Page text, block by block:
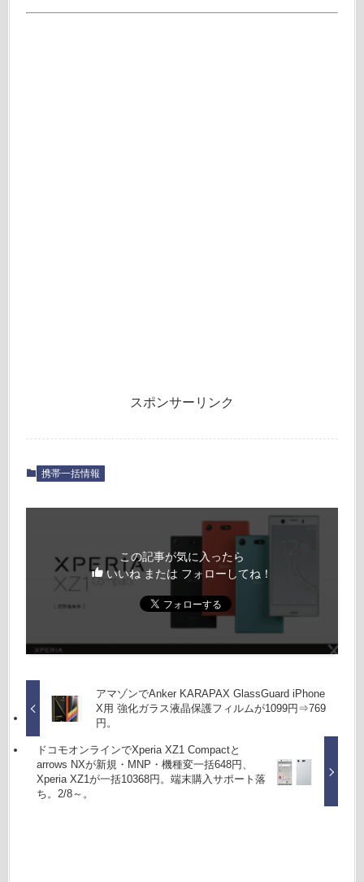
スポンサーリンク
携帯一括情報
この記事が気に入ったら
いいね または フォローしてね！
アマゾンでAnker KARAPAX GlassGuard iPhone
X用 強化ガラス液晶保護フィルムが1099円⇒769
円。
ドコモオンラインでXperia XZ1 Compactと
arrows NXが新規・MNP・機種変一括648円、
Xperia XZ1が一括10368円。端末購入サポート落
ち。2/8～。